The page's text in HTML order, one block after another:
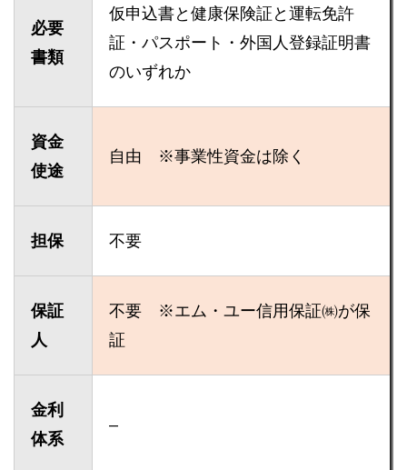
必要
書類
仮申込書と健康保険証と運転免許
証・パスポート・外国人登録証明書
のいずれか
資金
使途
自由 ※事業性資金は除く
担保 不要
保証
人
不要 ※エム・ユー信用保証㈱が保
証
金利
体系
–